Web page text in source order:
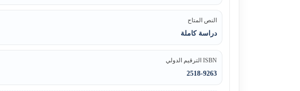
النص المتاح
دراسة كاملة
ISBN الترقيم الدولي
2518-9263